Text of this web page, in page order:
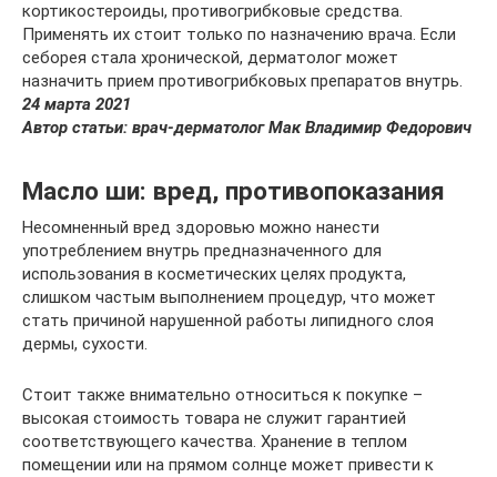
кортикостероиды, противогрибковые средства.
Применять их стоит только по назначению врача. Если
себорея стала хронической, дерматолог может
назначить прием противогрибковых препаратов внутрь.
24 марта 2021
Автор статьи: врач-дерматолог Мак Владимир Федорович
Масло ши: вред, противопоказания
Несомненный вред здоровью можно нанести
употреблением внутрь предназначенного для
использования в косметических целях продукта,
слишком частым выполнением процедур, что может
стать причиной нарушенной работы липидного слоя
дермы, сухости.
Стоит также внимательно относиться к покупке –
высокая стоимость товара не служит гарантией
соответствующего качества. Хранение в теплом
помещении или на прямом солнце может привести к